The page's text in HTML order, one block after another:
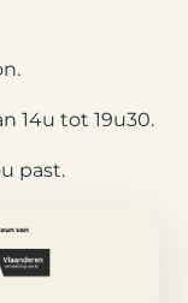
14u tot 19u30.
past.